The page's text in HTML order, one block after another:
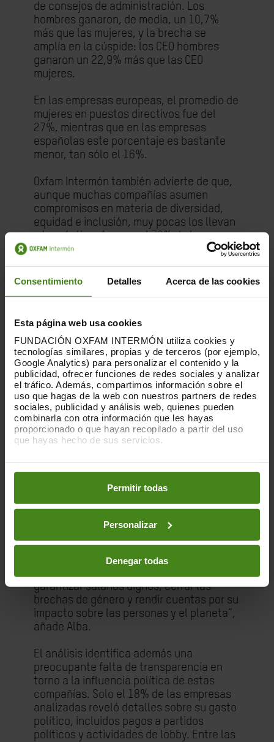
Consentimiento Detalles Acerca de las cookies
Esta página web usa cookies
FUNDACIÓN OXFAM INTERMÓN utiliza cookies y
tecnologías similares, propias y de terceros (por ejemplo,
Google Analytics) para personalizar el contenido y la
publicidad, ofrecer funciones de redes sociales y analizar
el tráfico. Además, compartimos información sobre el
uso que hagas de la web con nuestros partners de redes
sociales, publicidad y análisis web, quienes pueden
combinarla con otra información que les hayas
proporcionado o que hayan recopilado a partir del uso
que hayas hecho de sus servicios.
preferencias accediendo a nuestraPolítica de Cookieso
en los botones facilitados a continuación:
Permitir todas
Personalizar
Denegar todas
de consejos de administración. Los
hombres ganaron, de media, un 10,7%
más que las mujeres, y la brecha se
amplía en la cúspide: los CEO hombres
ganaron un 22,9% más que las CEO
mujeres.
En las empresas europeas, el promedio de
mujeres en puestos directivos fue del
27%, mientras que en las empresas
españolas este porcentaje es bastante
menor, tan sólo el 16%.
Oxfam Intermón también advierte de que,
aunque muchas compañías asumen
compromisos en materia de diversidad,
equidad e inclusión, muy pocas los llevan
a la práctica. Aunque el 79% de las
empresas analizadas cuenta con
aplica de forma plena y efectiva en sus
suministro, según los criterios de la
organización.
El 62% de empresas europeas cuentan
con mecanismos de participación de los
trabajadores o bien en órganos de
decisión o bien en propiedad de acciones.
Sin embargo, ninguna de las empresas
españolas cuenta con este tipo de
mecanismos, lo que hace que España sea
“La desigualdad también se configura
dentro de las empresas: en quién ocupa
los órganos de decisión, quién tiene voz,
quién recibe la riqueza generada y quién
queda fuera. Si las grandes corporaciones
quieren formar parte de la solución, deben
garantizar salarios dignos, cerrar las
brechas de género y rendir cuentas por su
impacto sobre las personas y el planeta”,
añade Alba.
El análisis identifica además una
preocupante falta de transparencia en
torno a la influencia política de estas
compañías. Solo el 18% de las empresas
analizadas reveló detalles sobre su gasto
político, incluidos pagos a partidos
políticos y actividades de lobby. Entre las